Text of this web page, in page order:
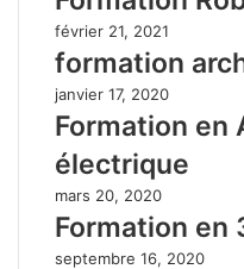
février 21, 2021
formation
janvier 17, 2020
Formation en
électrique
mars 20, 2020
Formation en
septembre 16, 2020